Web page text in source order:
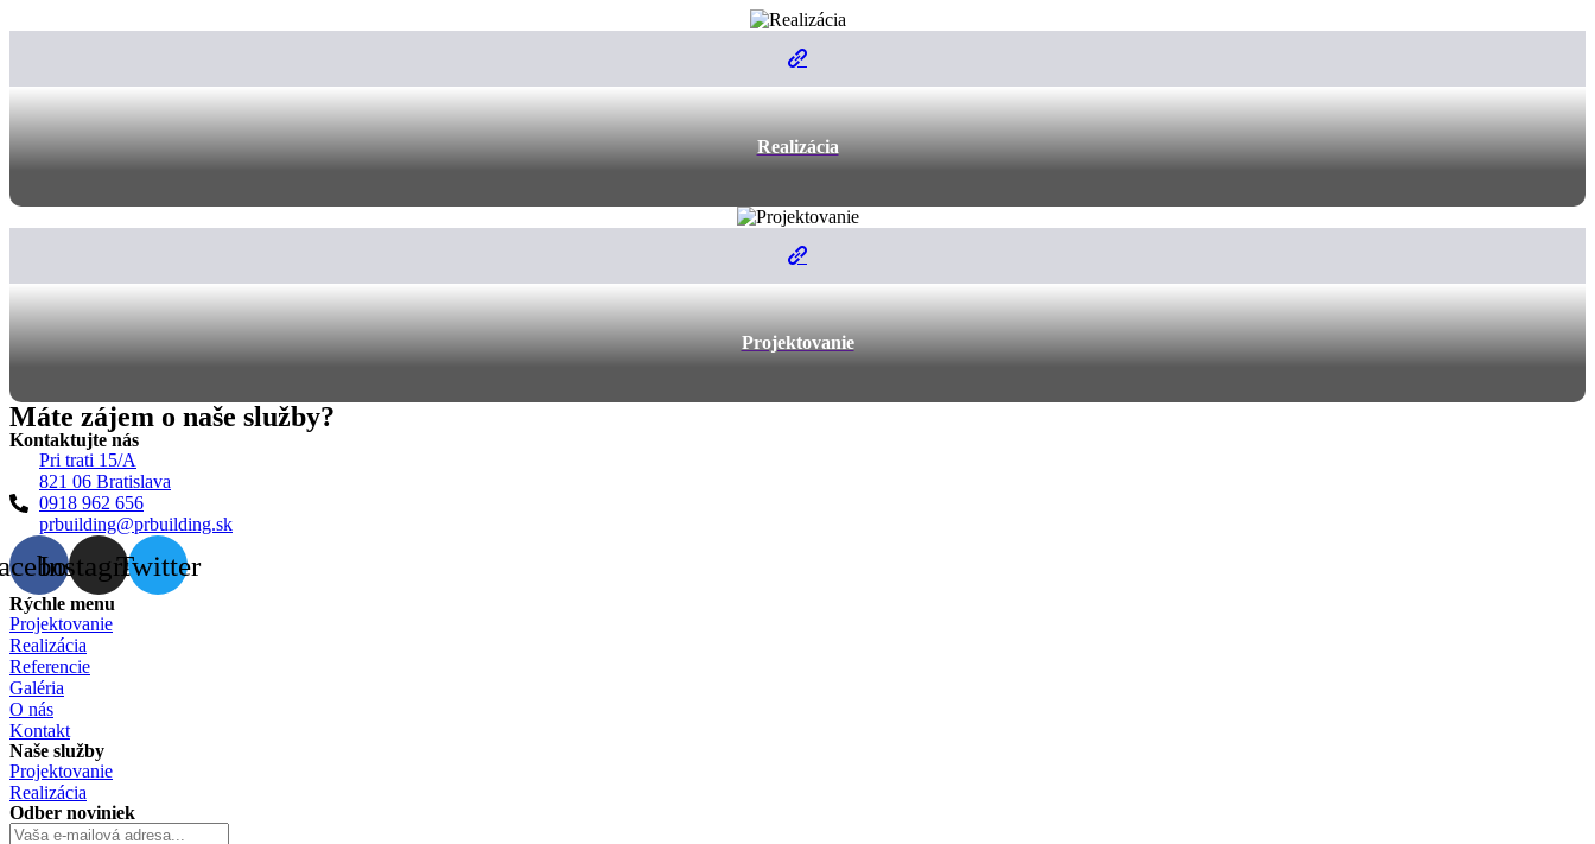
Realizácia
Projektovanie
Máte zájem o naše služby?
Kontaktujte nás
Pri trati 15/A
821 06 Bratislava
0918 962 656
prbuilding@prbuilding.sk
InstagramTwitter
Rýchle menu
Projektovanie
Realizácia
Referencie
Galéria
O nás
Kontakt
Naše služby
Projektovanie
Realizácia
Odber noviniek